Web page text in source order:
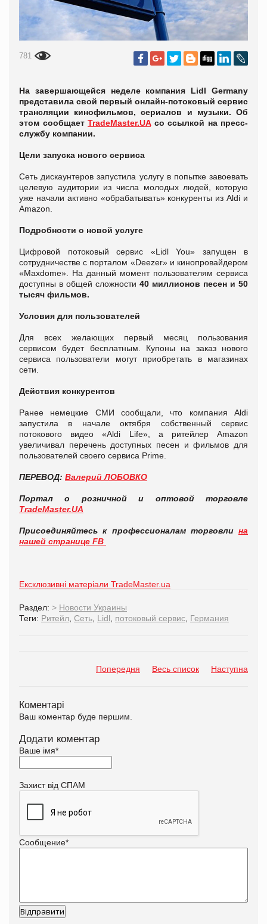
781
На завершающейся неделе компания Lidl Germany
представила свой первый онлайн-потоковый сервис
трансляции кинофильмов, сериалов и музыки. Об
этом сообщает TradeMaster.UAсо ссылкой на пресс-
службу компании.
Цели запуска нового сервиса
Сеть дискаунтеров запустила услугу в попытке завоевать
целевую аудитории из числа молодых людей, которую
уже начали активно «обрабатывать» конкуренты из Aldi и
Amazon.
Подробности о новой услуге
Цифровой потоковый сервис «Lidl You» запущен в
сотрудничестве с порталом «Deezer» и кинопровайдером
«Maxdome». На данный момент пользователям сервиса
доступны в общей сложности 40 миллионов песен и 50
тысяч фильмов.
Условия для пользователей
Для всех желающих первый месяц пользования
сервисом будет бесплатным. Купоны на заказ нового
сервиса пользователи могут приобретать в магазинах
сети.
Действия конкурентов
Ранее немецкие СМИ сообщали, что компания Aldi
запустила в начале октября собственный сервис
потокового видео «Aldi Life», а ритейлер Amazon
увеличивал перечень доступных песен и фильмов для
пользователей своего сервиса Prime.
ПЕРЕВОД: Валерий ЛОБОВКО
Портал о розничной и оптовой торговле
TradeMaster.UA
Присоединяйтесь к профессионалам торговли на
нашей странице FB
Ексклюзивні матеріали TradeMaster.ua
Раздел: > Новости Украины
Теги: Ритейл Сеть Lidl потоковый сервис Германия
Попередня Весь список Наступна
Коментарі
Ваш коментар буде першим.
Додати коментар
Ваше імя*
Захист від СПАМ
Сообщение*